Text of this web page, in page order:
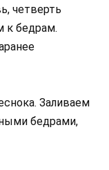
четверть
к бедрам.
Заливаем
бедрами,